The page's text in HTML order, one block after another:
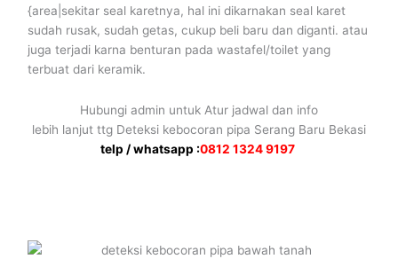
{area|sekitar seal karetnya, hal ini dikarnakan seal karet
sudah rusak, sudah getas, cukup beli baru dan diganti. atau
juga terjadi karna benturan pada wastafel/toilet yang
terbuat dari keramik.
Hubungi admin untuk Atur jadwal dan info
lebih lanjut ttg Deteksi kebocoran pipa Serang Baru Bekasi
telp / whatsapp :0812 1324 9197